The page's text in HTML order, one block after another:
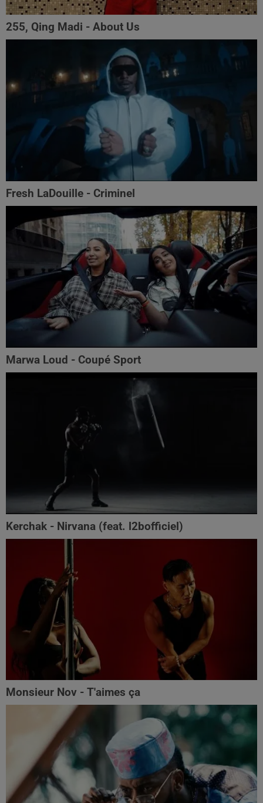
255, Qing Madi - About Us
Fresh LaDouille - Criminel
Marwa Loud - Coupé Sport
Kerchak - Nirvana (feat. ‪l2bofficiel‬)
Monsieur Nov - T'aimes ça